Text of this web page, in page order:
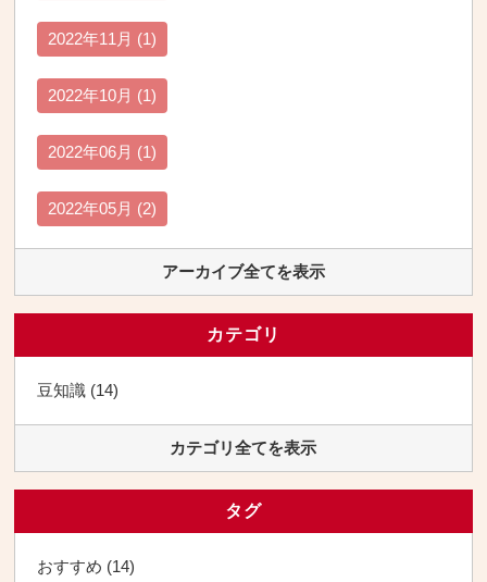
2022年11月 (1)
2022年10月 (1)
2022年06月 (1)
2022年05月 (2)
アーカイブ全てを表示
カテゴリ
豆知識 (14)
カテゴリ全てを表示
タグ
おすすめ (14)